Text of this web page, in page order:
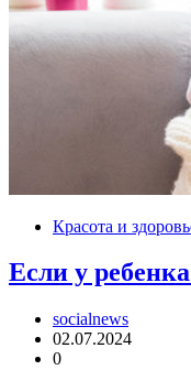
Красота и
Если у
socialnews
02.07.2024
0